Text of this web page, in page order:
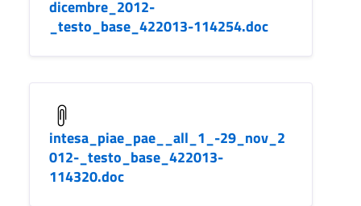
dicembre_2012-
_testo_base_422013-114254.doc
intesa_piae_pae__all_1_-29_nov_2
012-_testo_base_422013-
114320.doc